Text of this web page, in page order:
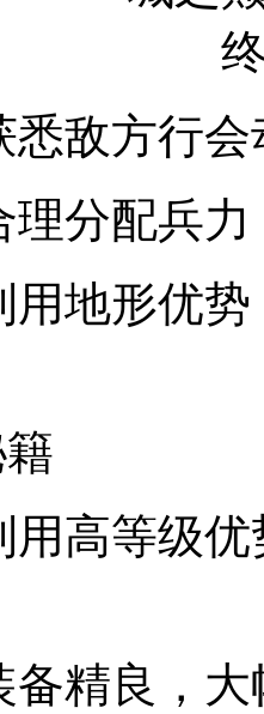
悉敌方行
理分配兵
用地形优
用高等级
备精良，